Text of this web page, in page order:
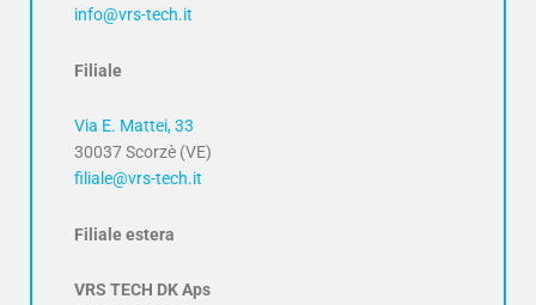
info@vrs-tech.it
Filiale
Via E. Mattei, 33
30037 Scorzè (VE)
filiale@vrs-tech.it
Filiale estera
VRS TECH DK Aps